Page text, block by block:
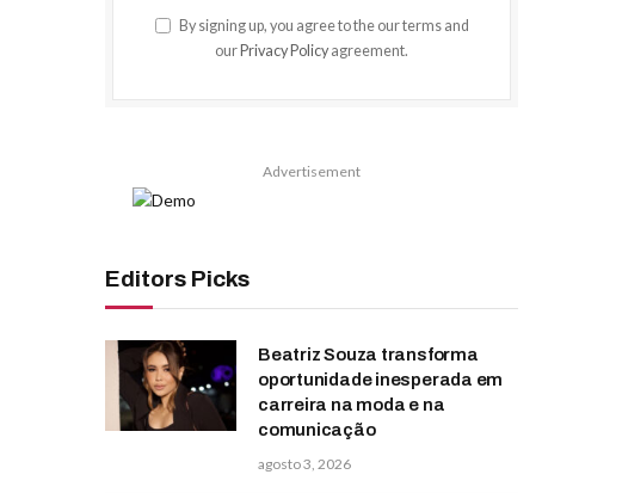
By signing up, you agree to the our terms and
our Privacy Policy agreement.
Advertisement
Editors Picks
Beatriz Souza transforma
oportunidade inesperada em
carreira na moda e na
comunicação
agosto 3, 2026